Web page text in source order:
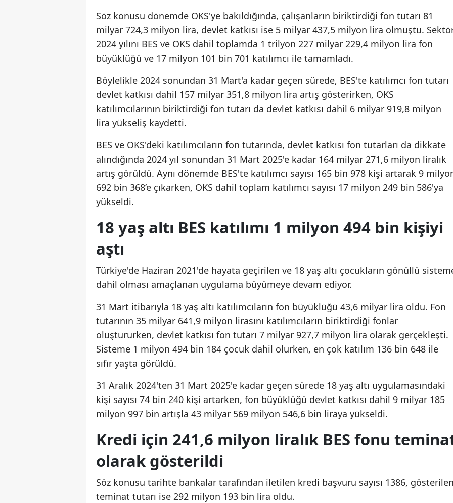
Söz konusu dönemde OKS'ye bakıldığında, çalışanların biriktirdiği fon tutarı 81
milyar 724,3 milyon lira, devlet katkısı ise 5 milyar 437,5 milyon lira olmuştu.
2024 yılını BES ve OKS dahil toplamda 1 trilyon 227 milyar 229,4 milyon lira fon
büyüklüğü ve 17 milyon 101 bin 701 katılımcı ile tamamladı.
Böylelikle 2024 sonundan 31 Mart'a kadar geçen sürede, BES'te katılımcı fon tutarı
devlet katkısı dahil 157 milyar 351,8 milyon lira artış gösterirken, OKS
katılımcılarının biriktirdiği fon tutarı da devlet katkısı dahil 6 milyar 919,8 milyon
lira yükseliş kaydetti.
BES ve OKS'deki katılımcıların fon tutarında, devlet katkısı fon tutarları da dikkate
alındığında 2024 yıl sonundan 31 Mart 2025'e kadar 164 milyar 271,6 milyon liralık
artış görüldü. Aynı dönemde BES'te katılımcı sayısı 165 bin 978 kişi artarak 9
692 bin 368’e çıkarken, OKS dahil toplam katılımcı sayısı 17 milyon 249 bin 586'ya
yükseldi.
18 yaş altı BES katılımı 1 milyon 494 bin kişiyi
aştı
Türkiye'de Haziran 2021'de hayata geçirilen ve 18 yaş altı çocukların gönüllü
dahil olması amaçlanan uygulama büyümeye devam ediyor.
31 Mart itibarıyla 18 yaş altı katılımcıların fon büyüklüğü 43,6 milyar lira oldu. Fon
tutarının 35 milyar 641,9 milyon lirasını katılımcıların biriktirdiği fonlar
oluştururken, devlet katkısı fon tutarı 7 milyar 927,7 milyon lira olarak gerçekleşti.
Sisteme 1 milyon 494 bin 184 çocuk dahil olurken, en çok katılım 136 bin 648 ile
sıfır yaşta görüldü.
31 Aralık 2024'ten 31 Mart 2025'e kadar geçen sürede 18 yaş altı uygulamasındaki
kişi sayısı 74 bin 240 kişi artarken, fon büyüklüğü devlet katkısı dahil 9 milyar 185
milyon 997 bin artışla 43 milyar 569 milyon 546,6 bin liraya yükseldi.
Kredi için 241,6 milyon liralık BES fonu
olarak gösterildi
Söz konusu tarihte bankalar tarafından iletilen kredi başvuru sayısı 1386,
teminat tutarı ise 292 milyon 193 bin lira oldu.